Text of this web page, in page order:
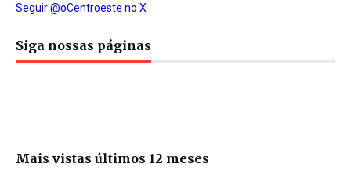
Seguir @oCentroeste no X
Siga nossas páginas
Mais vistas últimos 12 meses